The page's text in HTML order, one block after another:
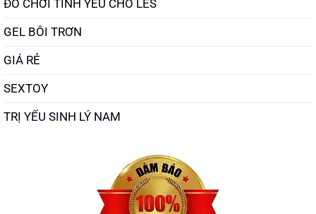
ĐỒ CHƠI TÌNH YÊU CHO LES
GEL BÔI TRƠN
GIÁ RẺ
SEXTOY
TRỊ YẾU SINH LÝ NAM